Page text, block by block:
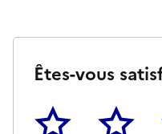
Êtes-vous
1 2